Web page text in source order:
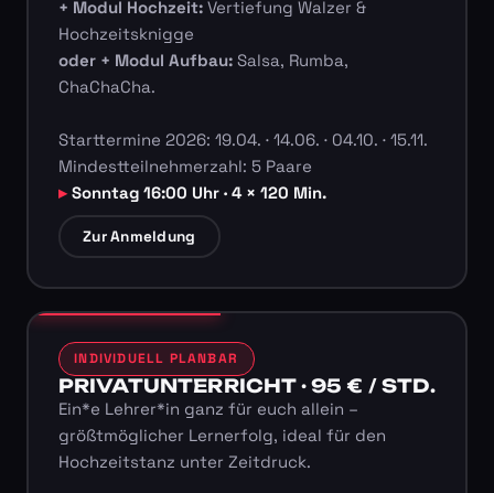
+ Modul Hochzeit:Vertiefung Walzer &
Hochzeitsknigge
oder + Modul Aufbau:Salsa, Rumba,
ChaChaCha.
Starttermine 2026: 19.04. · 14.06. · 04.10. · 15.11.
Mindestteilnehmerzahl: 5 Paare
Sonntag 16:00 Uhr · 4 × 120 Min.
Zur Anmeldung
INDIVIDUELL PLANBAR
PRIVATUNTERRICHT · 95 € / STD.
Ein*e Lehrer*in ganz für euch allein –
größtmöglicher Lernerfolg, ideal für den
Hochzeitstanz unter Zeitdruck.